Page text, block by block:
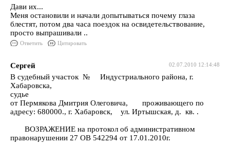
Дави их...
Меня остановили и начали допытываться почему глаза
блестят, потом два часа поездок на освидетельствование,
просто выпрашивали ..
Ответить Цитировать
02.07.2010 12:14:48
Сергей
В судебный участок № Индустриального района, г.
Хабаровска,
судье
от Пермякова Дмитрия Олеговича, проживающего по
адресу: 680000., г. Хабаровск, ул. Иртышская, д. кв. .
ВОЗРАЖЕНИЕ на протокол об административном
правонарушении 27 ОВ 542294 от 17.01.2010г.